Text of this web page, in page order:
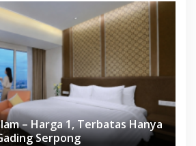
– Harga 1, Terbatas Hanya
Serpong